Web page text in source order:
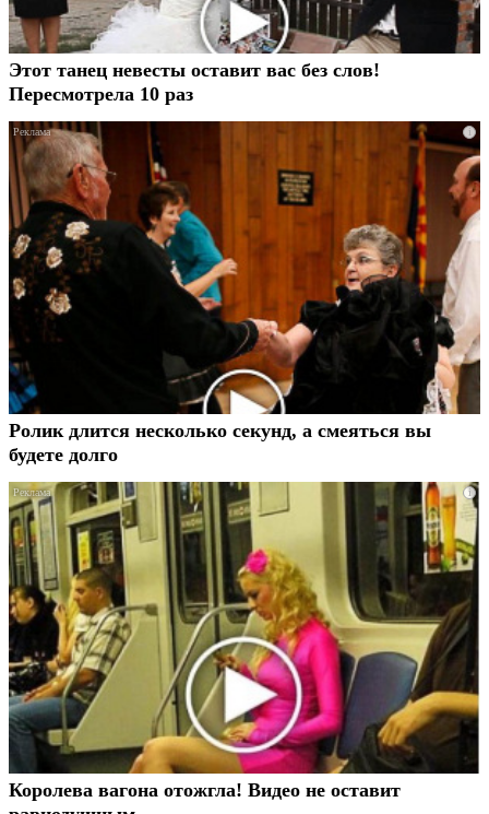
Этот танец невесты оставит вас без слов!
Пересмотрела 10 раз
i
Ролик длится несколько секунд, а смеяться вы
будете долго
i
Королева вагона отожгла! Видео не оставит